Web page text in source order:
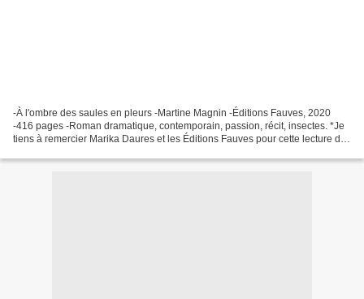
-À l'ombre des saules en pleurs -Martine Magnin -Éditions Fauves, 2020
-416 pages -Roman dramatique, contemporain, passion, récit, insectes. *Je
tiens à remercier Marika Daures et les Éditions Fauves pour cette lecture de